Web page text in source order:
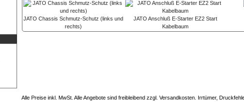
JATO Chassis Schmutz-Schutz (links und
rechts)
JATO Anschluß E-Starter EZ2 Start
Kabelbaum
Alle Preise inkl. MwSt. Alle Angebote sind freibleibend zzgl. Versandkosten. Irrtümer,